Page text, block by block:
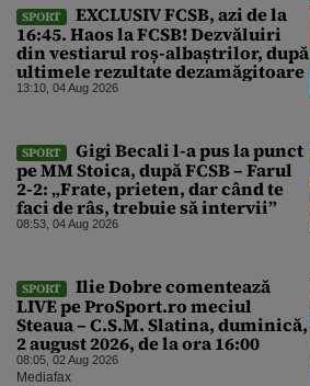
SPORT
EXCLUSIV FCSB, azi de la
16:45. Haos la FCSB! Dezvăluiri
din vestiarul roș-albaștrilor, după
ultimele rezultate dezamăgitoare
13:10, 04 Aug 2026
SPORT
Gigi Becali l-a pus la punct
pe MM Stoica, după FCSB – Farul
2-2: „Frate, prieten, dar când te
faci de râs, trebuie să intervii”
08:53, 04 Aug 2026
SPORT
Ilie Dobre comentează
LIVE pe ProSport.ro meciul
Steaua – C.S.M. Slatina, duminică,
2 august 2026, de la ora 16:00
08:05, 02 Aug 2026
Mediafax